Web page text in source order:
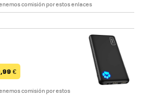
comisión por estos enlaces
€
comisión por estos